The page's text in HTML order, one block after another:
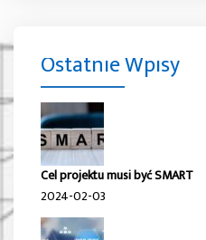
Ostatnie Wpisy
Cel projektu musi być SMART
2024-02-03